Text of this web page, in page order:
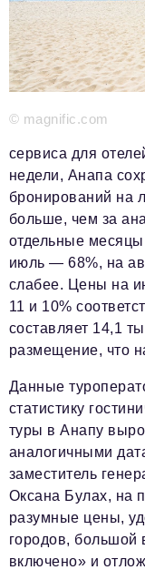
Красота и здоровье
Энергетика
Технологии
Политика
Промышленность
Транспорт
Социальная сфера
ЖКХ
Образование
Новости компании
Фоторепортажи
© magnific.com
сервиса для
недели, Анапа
бронирований на
больше, чем за
отдельные
июль — 68%, на
слабее. Цены на
11 и 10%
составляет 14,1
размещение, что
Данные
статистику
туры в Анапу
аналогичными
заместитель
Оксана Булах, на
разумные цены,
городов, большой
включено» и